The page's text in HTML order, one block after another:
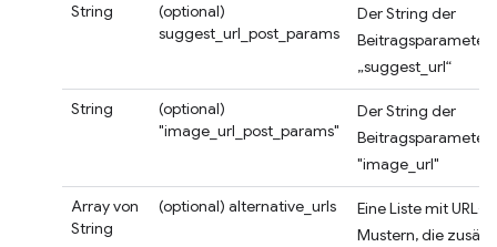
String
(optional)
suggest_url_post_params
Der String der
Beitragsparameter
„suggest_url“
String
(optional)
"image_url_post_params"
Der String der
Beitragsparameter
"image_url"
Array von
String
(optional) alternative_urls
Eine Liste mit URL-
Mustern, die